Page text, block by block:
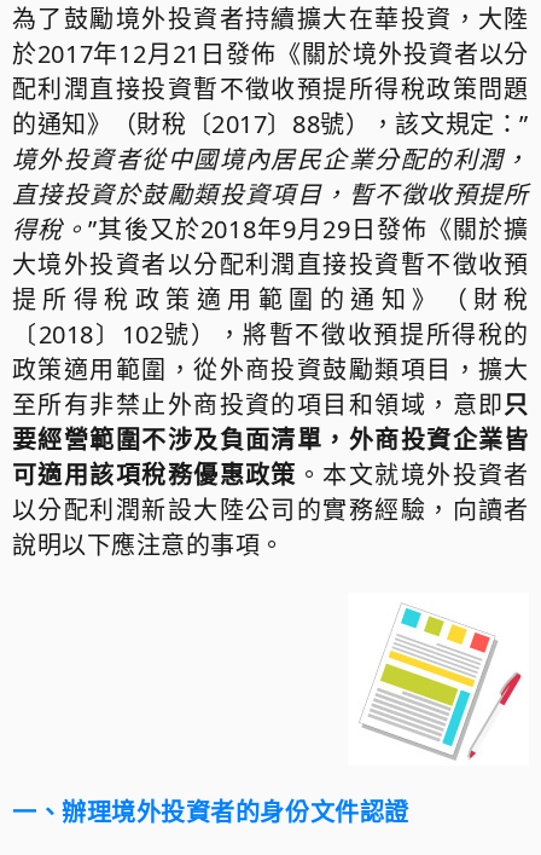
為了鼓勵境外投資者持續擴大在華投資，大陸
於2017年12月21日發佈《關於境外投資者以分
配利潤直接投資暫不徵收預提所得稅政策問題
的通知》（財稅〔2017〕88號），該文規定：”
境外投資者從中國境內居民企業分配的利潤，
直接投資於鼓勵類投資項目，暫不徵收預提所
得稅。”其後又於2018年9月29日發佈《關於擴
大境外投資者以分配利潤直接投資暫不徵收預
提所得稅政策適用範圍的通知》（財稅
〔2018〕102號），將暫不徵收預提所得稅的
政策適用範圍，從外商投資鼓勵類項目，擴大
至所有非禁止外商投資的項目和領域，意即只
要經營範圍不涉及負面清單，外商投資企業皆
可適用該項稅務優惠政策 。本文就境外投資者
以分配利潤新設大陸公司的實務經驗，向讀者
說明以下應注意的事項。
一、辦理境外投資者的身份文件認證